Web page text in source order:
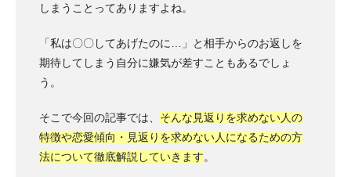
しまうことってありますよね。
「私は〇〇してあげたのに…」と相手からのお返しを
期待してしまう自分に嫌気が差すこともあるでしょ
う。
そこで今回の記事では、 そんな見返りを求めない人の
特徴や恋愛傾向・見返りを求めない人になるための方
法について徹底解説していきます。